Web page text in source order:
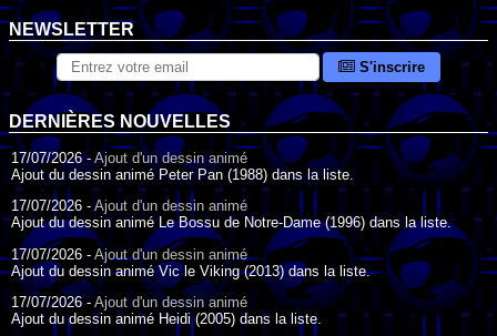
NEWSLETTER
S'inscrire
DERNIÈRES NOUVELLES
17/07/2026 -Ajout d'un dessin animé
Ajout du dessin animé Peter Pan (1988) dans la liste.
17/07/2026 - Ajout d'un dessin animé
Ajout du dessin animé Le Bossu de Notre-Dame (1996) dans la liste.
17/07/2026 - Ajout d'un dessin animé
Ajout du dessin animé Vic le Viking (2013) dans la liste.
17/07/2026 -Ajout d'un dessin animé
Ajout du dessin animé Heidi (2005) dans la liste.